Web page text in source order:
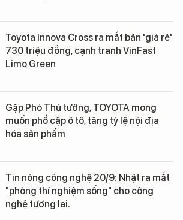
Toyota Innova Cross ra mắt bản 'giá rẻ'
730 triệu đồng, cạnh tranh VinFast
Limo Green
Gặp Phó Thủ tướng, TOYOTA mong
muốn phổ cập ô tô, tăng tỷ lệ nội địa
hóa sản phẩm
Tin nóng công nghệ 20/9: Nhật ra mắt
"phòng thí nghiệm sống" cho công
nghệ tương lai.